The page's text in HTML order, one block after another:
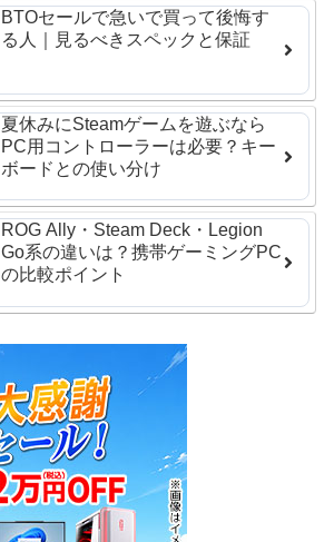
BTOセールで急いで買って後悔す
る人｜見るべきスペックと保証
夏休みにSteamゲームを遊ぶなら
PC用コントローラーは必要？キー
ボードとの使い分け
ROG Ally・Steam Deck・Legion
Go系の違いは？携帯ゲーミングPC
の比較ポイント